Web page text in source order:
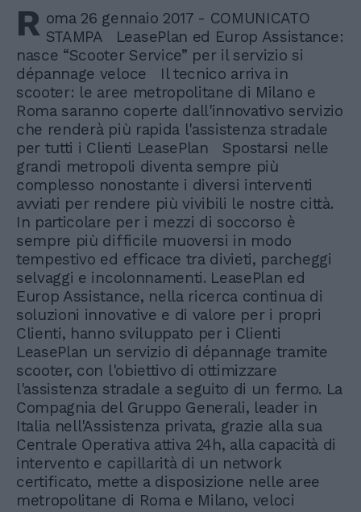
R oma 26 gennaio 2017 - COMUNICATO
STAMPA LeasePlan ed Europ Assistance:
nasce “Scooter Service” per il servizio si
dépannage veloce Il tecnico arriva in
scooter: le aree metropolitane di Milano e
Roma saranno coperte dall'innovativo servizio
che renderà più rapida l'assistenza stradale
per tutti i Clienti LeasePlan Spostarsi nelle
grandi metropoli diventa sempre più
complesso nonostante i diversi interventi
avviati per rendere più vivibili le nostre città.
In particolare per i mezzi di soccorso è
sempre più difficile muoversi in modo
tempestivo ed efficace tra divieti, parcheggi
selvaggi e incolonnamenti. LeasePlan ed
Europ Assistance, nella ricerca continua di
soluzioni innovative e di valore per i propri
Clienti, hanno sviluppato per i Clienti
LeasePlan un servizio di dépannage tramite
scooter, con l'obiettivo di ottimizzare
l'assistenza stradale a seguito di un fermo. La
Compagnia del Gruppo Generali, leader in
Italia nell'Assistenza privata, grazie alla sua
Centrale Operativa attiva 24h, alla capacità di
intervento e capillarità di un network
certificato, mette a disposizione nelle aree
metropolitane di Roma e Milano, veloci